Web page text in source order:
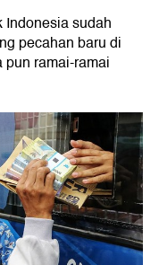
sudah
pecahan baru di
ramai-ramai